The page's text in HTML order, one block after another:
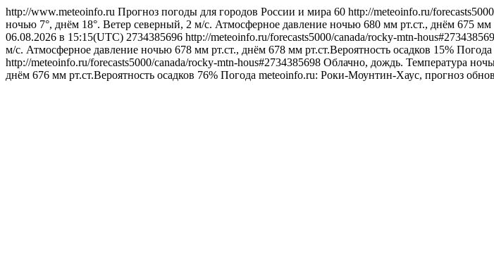
http://www.meteoinfo.ru Прогноз погоды для городов России и мира 60 http://meteoinfo.ru/
ночью 7°, днём 18°. Ветер северный, 2 м/с. Атмосферное давление ночью 680 мм рт.ст., днём 675 мм
06.08.2026 в 15:15(UTC) 2734385696 http://meteoinfo.ru/forecasts5000/canada/rocky-mtn-
м/с. Атмосферное давление ночью 678 мм рт.ст., днём 678 мм рт.ст.Вероятность осадков 15% Погода
http://meteoinfo.ru/forecasts5000/canada/rocky-mtn-hous#2734385698 Облачно, дождь. Температура
днём 676 мм рт.ст.Вероятность осадков 76% Погода meteoinfo.ru: Роки-Моунтин-Хаус, прогноз